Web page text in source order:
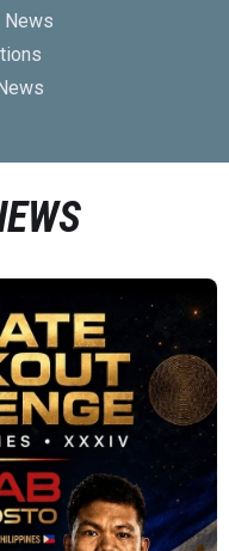
News